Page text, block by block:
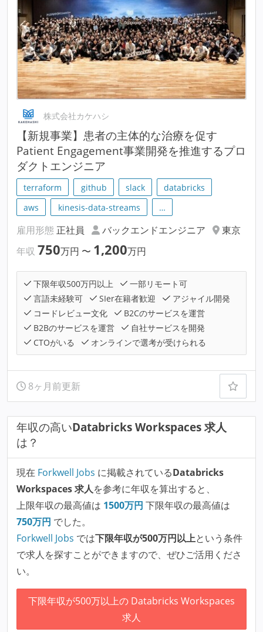
株式会社カケハシ
【新規事業】患者の主体的な治療を促す
Patient Engagement事業開発を推進するプロ
ダクトエンジニア
terraform github slack
databricks
aws
kinesis-data-streams …
雇用形態 正社員 バックエンドエンジニア
東京
年収 750万円 〜 1,200万円
下限年収500万円以上
一部リモート可
言語未経験可
SIer在籍者歓迎
アジャイル開発
コードレビュー文化
B2Cのサービスを運営
B2Bのサービスを運営
自社サービスを開発
CTOがいる
オンラインで選考が受けられる
8ヶ月前更新
年収の高いDatabricks Workspaces 求人
は？
現在 Forkwell Jobs に掲載されているDatabricks
Workspaces 求人を参考に年収を算出すると、
上限年収の最高値は 1500万円 下限年収の最高値は
750万円 でした。
Forkwell Jobs では下限年収が500万円以上という条件
で求人を探すことができますので、ぜひご活用くださ
い。
下限年収が500万以上の Databricks Workspaces
求人